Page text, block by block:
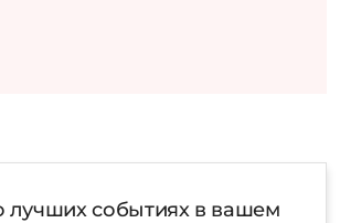
лучших событиях в вашем